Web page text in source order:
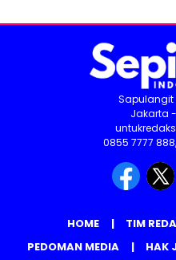
Sapulangit
Jakarta
0855 7777
HOME TIM
PEDOMAN MEDIA
HAK